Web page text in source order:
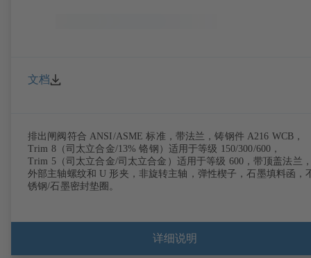
文档
排出闸阀符合 ANSI/ASME 标准，带法兰，铸钢件 A216 WCB，
Trim 8（司太立合金/13% 铬钢）适用于等级 150/300/600，
Trim 5（司太立合金/司太立合金）适用于等级 600，带顶盖法兰
外部主轴螺纹和 U 形夹，非旋转主轴，弹性楔子，石墨填料函，
锈钢/石墨密封垫圈。
详细说明